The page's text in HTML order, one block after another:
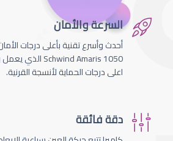
السرعة والأمان
أحدث وأسرع تقنية بأعلى درجات
اعلى درجات الحماية لأنسجة القرنية.
دقة فائقة